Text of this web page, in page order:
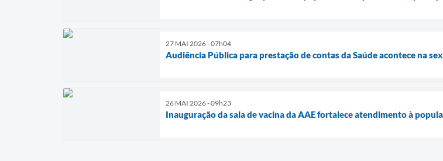
27 MAI 2026 - 07h04
Audiência Pública para prestação de contas da Saúde acontece na
26 MAI 2026 - 09h23
Inauguração da sala de vacina da AAE fortalece atendimento à